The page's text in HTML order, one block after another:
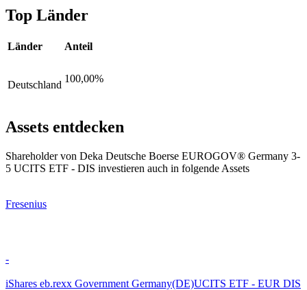
Top Länder
Länder Anteil
Deutschland
100,00%
Assets entdecken
Shareholder von Deka Deutsche Boerse EUROGOV® Germany 3-
5 UCITS ETF - DIS investieren auch in folgende Assets
Fresenius
-
iShares eb.rexx Government Germany(DE)UCITS ETF - EUR DIS